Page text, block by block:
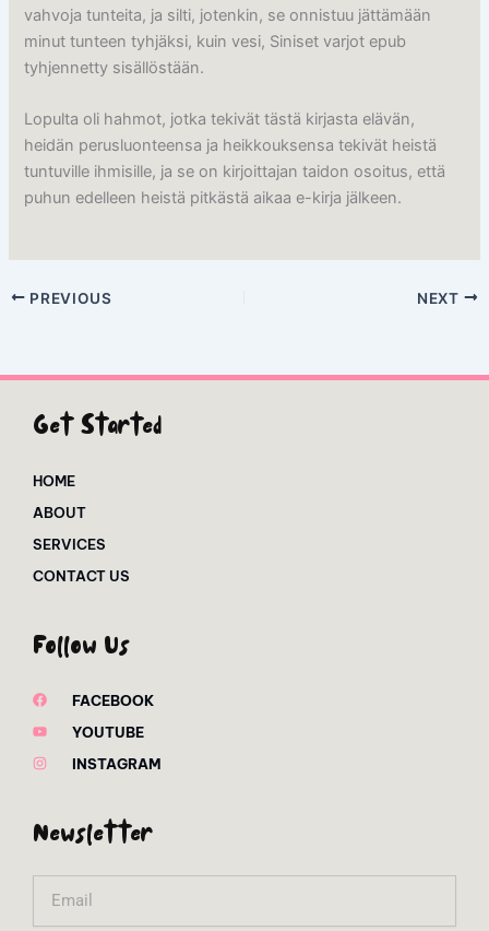
vahvoja tunteita, ja silti, jotenkin, se onnistuu jättämään
minut tunteen tyhjäksi, kuin vesi, Siniset varjot epub
tyhjennetty sisällöstään.
Lopulta oli hahmot, jotka tekivät tästä kirjasta elävän,
heidän perusluonteensa ja heikkouksensa tekivät heistä
tuntuville ihmisille, ja se on kirjoittajan taidon osoitus, että
puhun edelleen heistä pitkästä aikaa e-kirja jälkeen.
PREVIOUS NEXT
Get Started
HOME
ABOUT
SERVICES
CONTACT US
Follow Us
FACEBOOK
YOUTUBE
INSTAGRAM
Newsletter